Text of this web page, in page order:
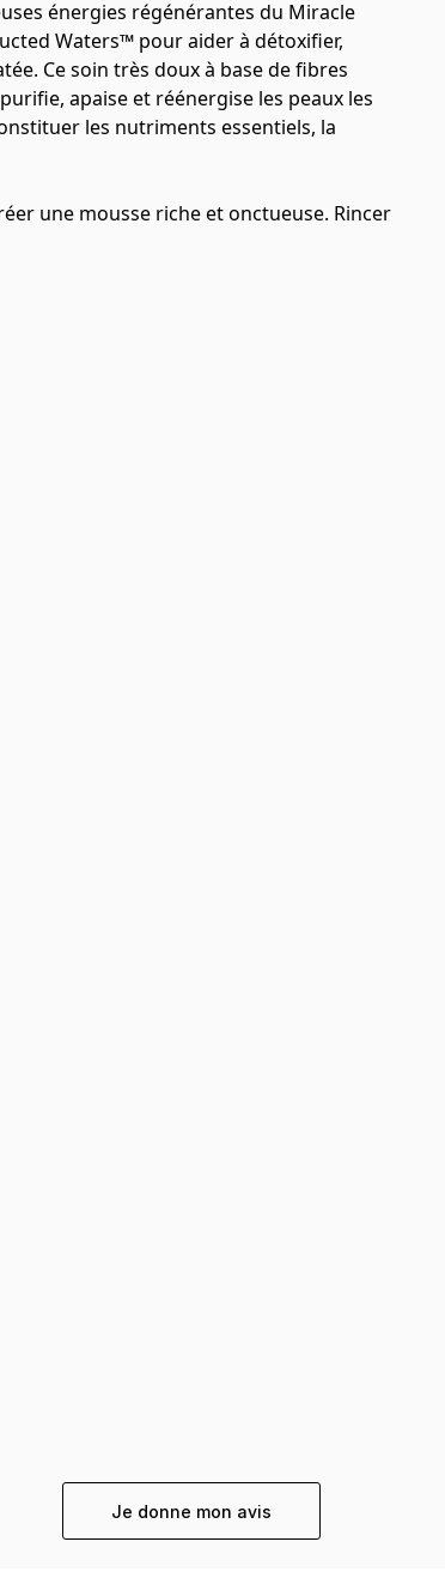
énergies régénérantes du Miracle
Waters™ pour aider à détoxifier,
Ce soin très doux à base de fibres
apaise et réénergise les peaux les
les nutriments essentiels, la
une mousse riche et onctueuse. Rincer
Je donne mon avis